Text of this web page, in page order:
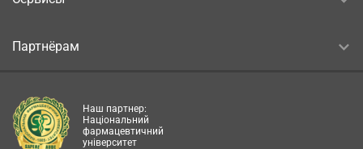
Партнёрам
Наш партнер:
Національний
фармацевтичний
університет